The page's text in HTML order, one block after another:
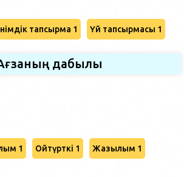
тапсырма 1 Үй тапсырмасы 1
дабылы
1 Ойтүрткі 1 Жазылым 1